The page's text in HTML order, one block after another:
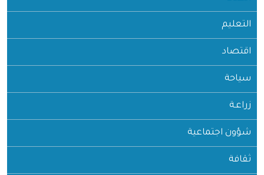
التعليم
اقتصاد
سياحة
زراعـة
شؤون اجتماعية
ثقافة